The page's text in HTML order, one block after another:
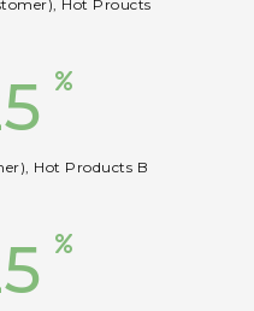
Hot Proucts
Hot Products B